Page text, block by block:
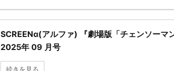
SCREENα(アルファ) 『劇場版「チェンソーマ
2025年 09 月号
続きを見る